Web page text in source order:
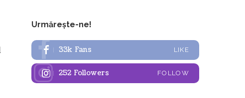
Urmărește-ne!
33k Fans LIKE
252 Followers FOLLOW